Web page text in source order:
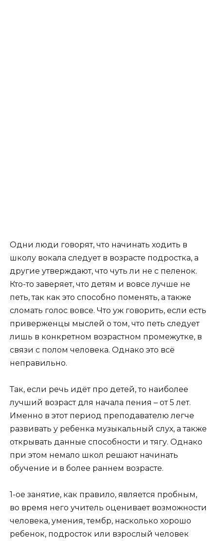
Одни люди говорят, что начинать ходить в
школу вокала следует в возрасте подростка, а
другие утверждают, что чуть ли не с пеленок.
Кто-то заверяет, что детям и вовсе лучше не
петь, так как это способно поменять, а также
сломать голос вовсе. Что уж говорить, если есть
приверженцы мыслей о том, что петь следует
лишь в конкретном возрастном промежутке, в
связи с полом человека. Однако это всё
неправильно.
Так, если речь идёт про детей, то наиболее
лучший возраст для начала пения – от 5 лет.
Именно в этот период преподавателю легче
развивать у ребенка музыкальный слух, а также
открывать данные способности и тягу. Однако
при этом немало школ решают начинать
обучение и в более раннем возрасте.
1-ое занятие, как правило, является пробным,
во время него учитель оценивает возможности
человека, умения, тембр, насколько хорошо
ребенок, подросток или взрослый человек